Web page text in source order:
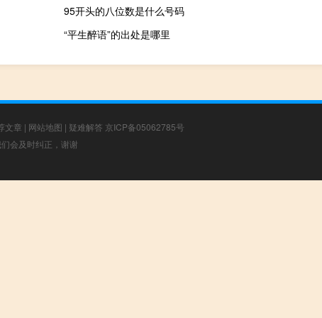
95开头的八位数是什么号码
“平生醉语”的出处是哪里
文章 | 网站地图 | 疑难解答 京ICP备05062785号
会及时纠正，谢谢